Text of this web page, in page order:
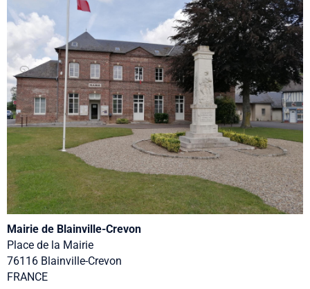
Mairie de Blainville-Crevon
Place de la Mairie
76116 Blainville-Crevon
FRANCE